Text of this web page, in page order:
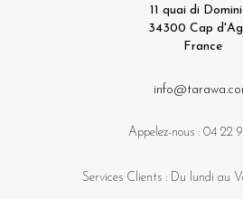
11 quai di
34300 Cap
France
Appelez-nous : 04 22
Services Clients : Du lundi au